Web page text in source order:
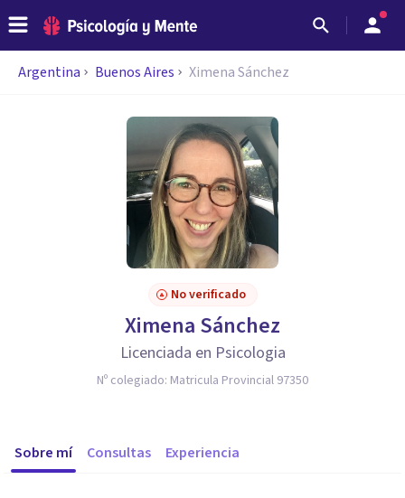
Argentina Buenos Aires Ximena Sánchez
No verificado
Ximena Sánchez
Licenciada en Psicologia
Nº colegiado: Matricula Provincial 97350
Sobre mí Consultas Experiencia